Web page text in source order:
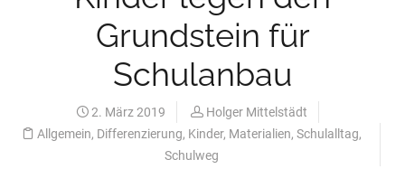
Grundstein für
Schulanbau
2. März 2019
Holger Mittelstädt
Allgemein, Differenzierung, Kinder, Materialien, Schulalltag,
Schulweg